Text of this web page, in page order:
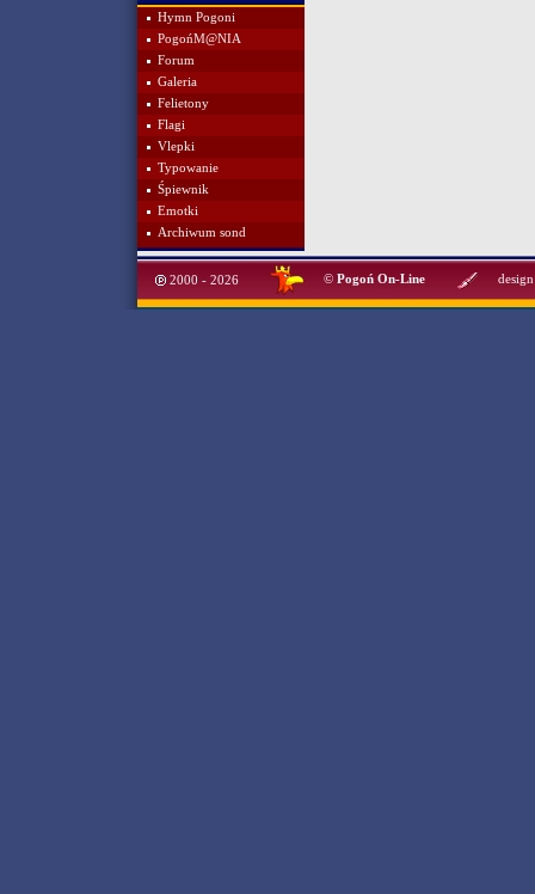
Hymn Pogoni
PogońM@NIA
Forum
Galeria
Felietony
Flagi
Vlepki
Typowanie
Śpiewnik
Emotki
Archiwum sond
2000 - 2026 © Pogoń On-Line